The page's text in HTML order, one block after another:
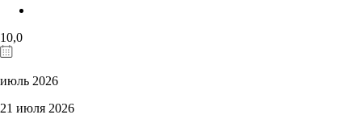
10,0
июль 2026
21 июля 2026